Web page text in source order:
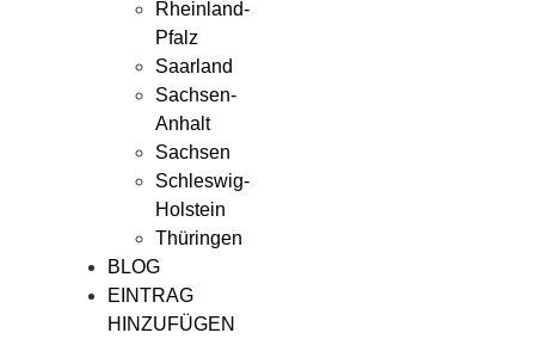
Rheinland-
Pfalz
Saarland
Sachsen-
Anhalt
Sachsen
Schleswig-
Holstein
Thüringen
BLOG
EINTRAG
HINZUFÜGEN